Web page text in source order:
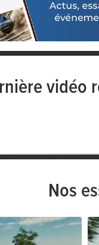
vidéo
Nos